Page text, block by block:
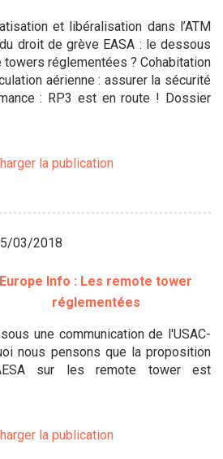
et libéralisation dans l’ATM
droit de grève EASA : le dessous
réglementées ? Cohabitation
aérienne : assurer la sécurité
: RP3 est en route ! Dossier
la publication
03/2018
Europe Info : Les remote tower
réglementées
une communication de l'USAC-
nous pensons que la proposition
sur les remote tower est
la publication